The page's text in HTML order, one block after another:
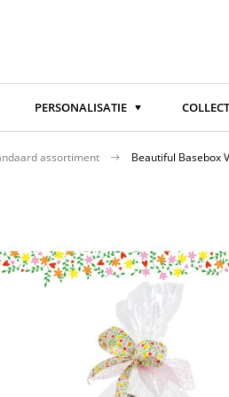
PERSONALISATIE
assortiment Beautiful Basebox